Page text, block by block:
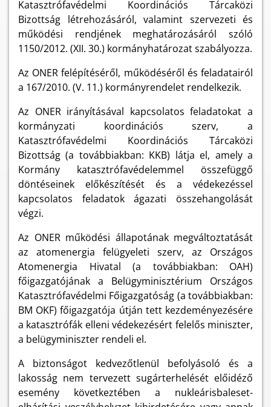
Katasztrófavédelmi Koordinációs Tárcaközi
Bizottság létrehozásáról, valamint szervezeti és
működési rendjének meghatározásáról szóló
1150/2012. (XII. 30.) kormányhatározat szabályozza.
Az ONER felépítéséről, működéséről és feladatairól
a 167/2010. (V. 11.) kormányrendelet rendelkezik.
Az ONER irányításával kapcsolatos feladatokat a
kormányzati koordinációs szerv, a
Katasztrófavédelmi Koordinációs Tárcaközi
Bizottság (a továbbiakban: KKB) látja el, amely a
Kormány katasztrófavédelemmel összefüggő
döntéseinek előkészítését és a védekezéssel
kapcsolatos feladatok ágazati összehangolását
végzi.
Az ONER működési állapotának megváltoztatását
az atomenergia felügyeleti szerv, az Országos
Atomenergia Hivatal (a továbbiakban: OAH)
főigazgatójának a Belügyminisztérium Országos
Katasztrófavédelmi Főigazgatóság (a továbbiakban:
BM OKF) főigazgatója útján tett kezdeményezésére
a katasztrófák elleni védekezésért felelős miniszter,
a belügyminiszter rendeli el.
A biztonságot kedvezőtlenül befolyásoló és a
lakosság nem tervezett sugárterhelését előidéző
esemény következtében a nukleárisbaleset-